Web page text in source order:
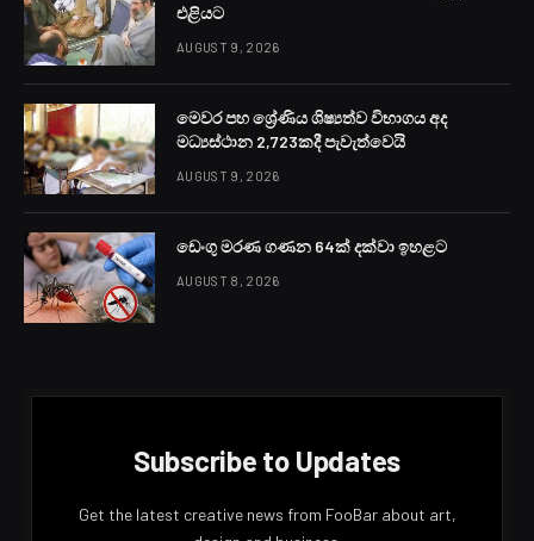
එළියට
AUGUST 9, 2026
මෙවර පහ ශ්‍රේණිය ශිෂ්‍යත්ව විභාගය අද
මධ්‍යස්ථාන 2,723කදී පැවැත්වෙයි
AUGUST 9, 2026
ඩෙංගු මරණ ගණන 64ක් දක්වා ඉහළට
AUGUST 8, 2026
Subscribe to Updates
Get the latest creative news from FooBar about art,